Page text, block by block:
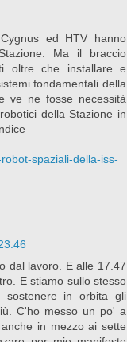
ed HTV hanno
Ma il braccio
oltre che installare e
fondamentali della
ve ne fosse necessità
della Stazione in
spaziali-della-iss-
dal lavoro. E alle 17.47
E stiamo sullo stesso
sostenere in orbita gli
C'ho messo un po' a
in mezzo ai sette